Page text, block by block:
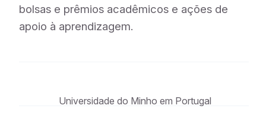
bolsas e prêmios acadêmicos e ações de
apoio à aprendizagem.
Universidade do Minho em Portugal